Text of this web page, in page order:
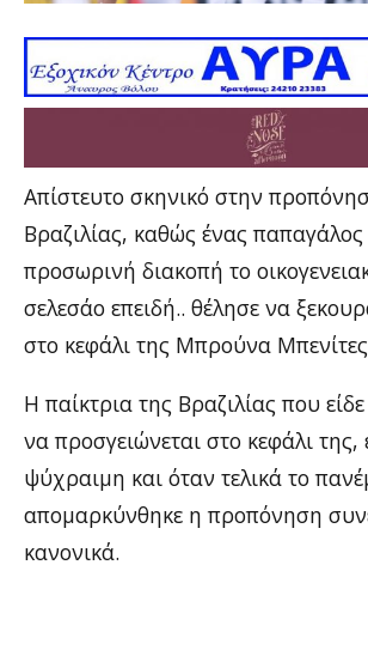
Απίστευτο σκηνικό στην
Βραζιλίας, καθώς ένας
προσωρινή διακοπή το
σελεσάο επειδή.. θέλησε να
στο κεφάλι της Μπρούνα
Η παίκτρια της Βραζιλίας που
να προσγειώνεται στο κεφάλι της,
ψύχραιμη και όταν τελικά το
απομαρκύνθηκε η προπόνηση
κανονικά.